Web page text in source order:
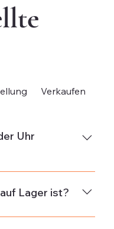
Verkaufen
Uhr
Gebrauchsspuren
ist in neuwertigem
minimale
Lager ist?
jeder Uhr